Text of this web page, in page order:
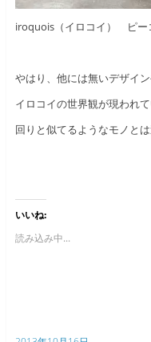
iroquois（イロコイ） ピ
やはり、他には無いデザイン
イロコイの世界観が現われて
回りと似てるようなモノと
いいね:
読み込み中...